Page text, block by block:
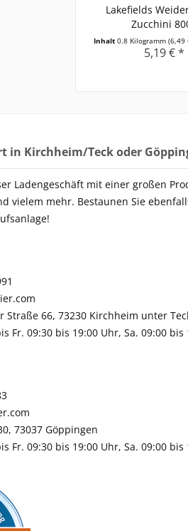
Lakefields
Zucchini
Inhalt 0.8 Kilogramm (6,49 €
5,19 € *
in Kirchheim/Teck oder
Ladengeschäft mit einer großen
vielem mehr. Bestaunen Sie
-
Straße 66, 73230
Fr. 09:30 bis 19:00 Uhr, Sa. 09:00 bis
30, 73037 Göppingen
Fr. 09:30 bis 19:00 Uhr, Sa. 09:00 bis